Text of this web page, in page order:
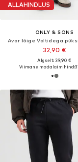
ALLAHINDLUS
ONLY & SONS
Avar lõige Voltidega
32,90 €
Algselt: 39,90 €
Viimane madalaim hind: